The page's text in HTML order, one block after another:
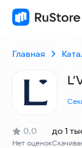
Главная
Рейтинг:
0,0
(
Нет оценок
) до 1